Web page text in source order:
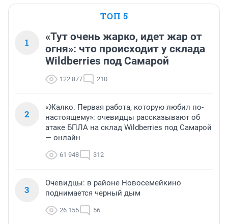
ТОП 5
1
«Тут очень жарко, идет жар от
огня»: что происходит у склада
Wildberries под Самарой
122 877 210
2
«Жалко. Первая работа, которую любил по-
настоящему»: очевидцы рассказывают об
атаке БПЛА на склад Wildberries под Самарой
— онлайн
61 948 312
3
Очевидцы: в районе Новосемейкино
поднимается черный дым
26 155 56